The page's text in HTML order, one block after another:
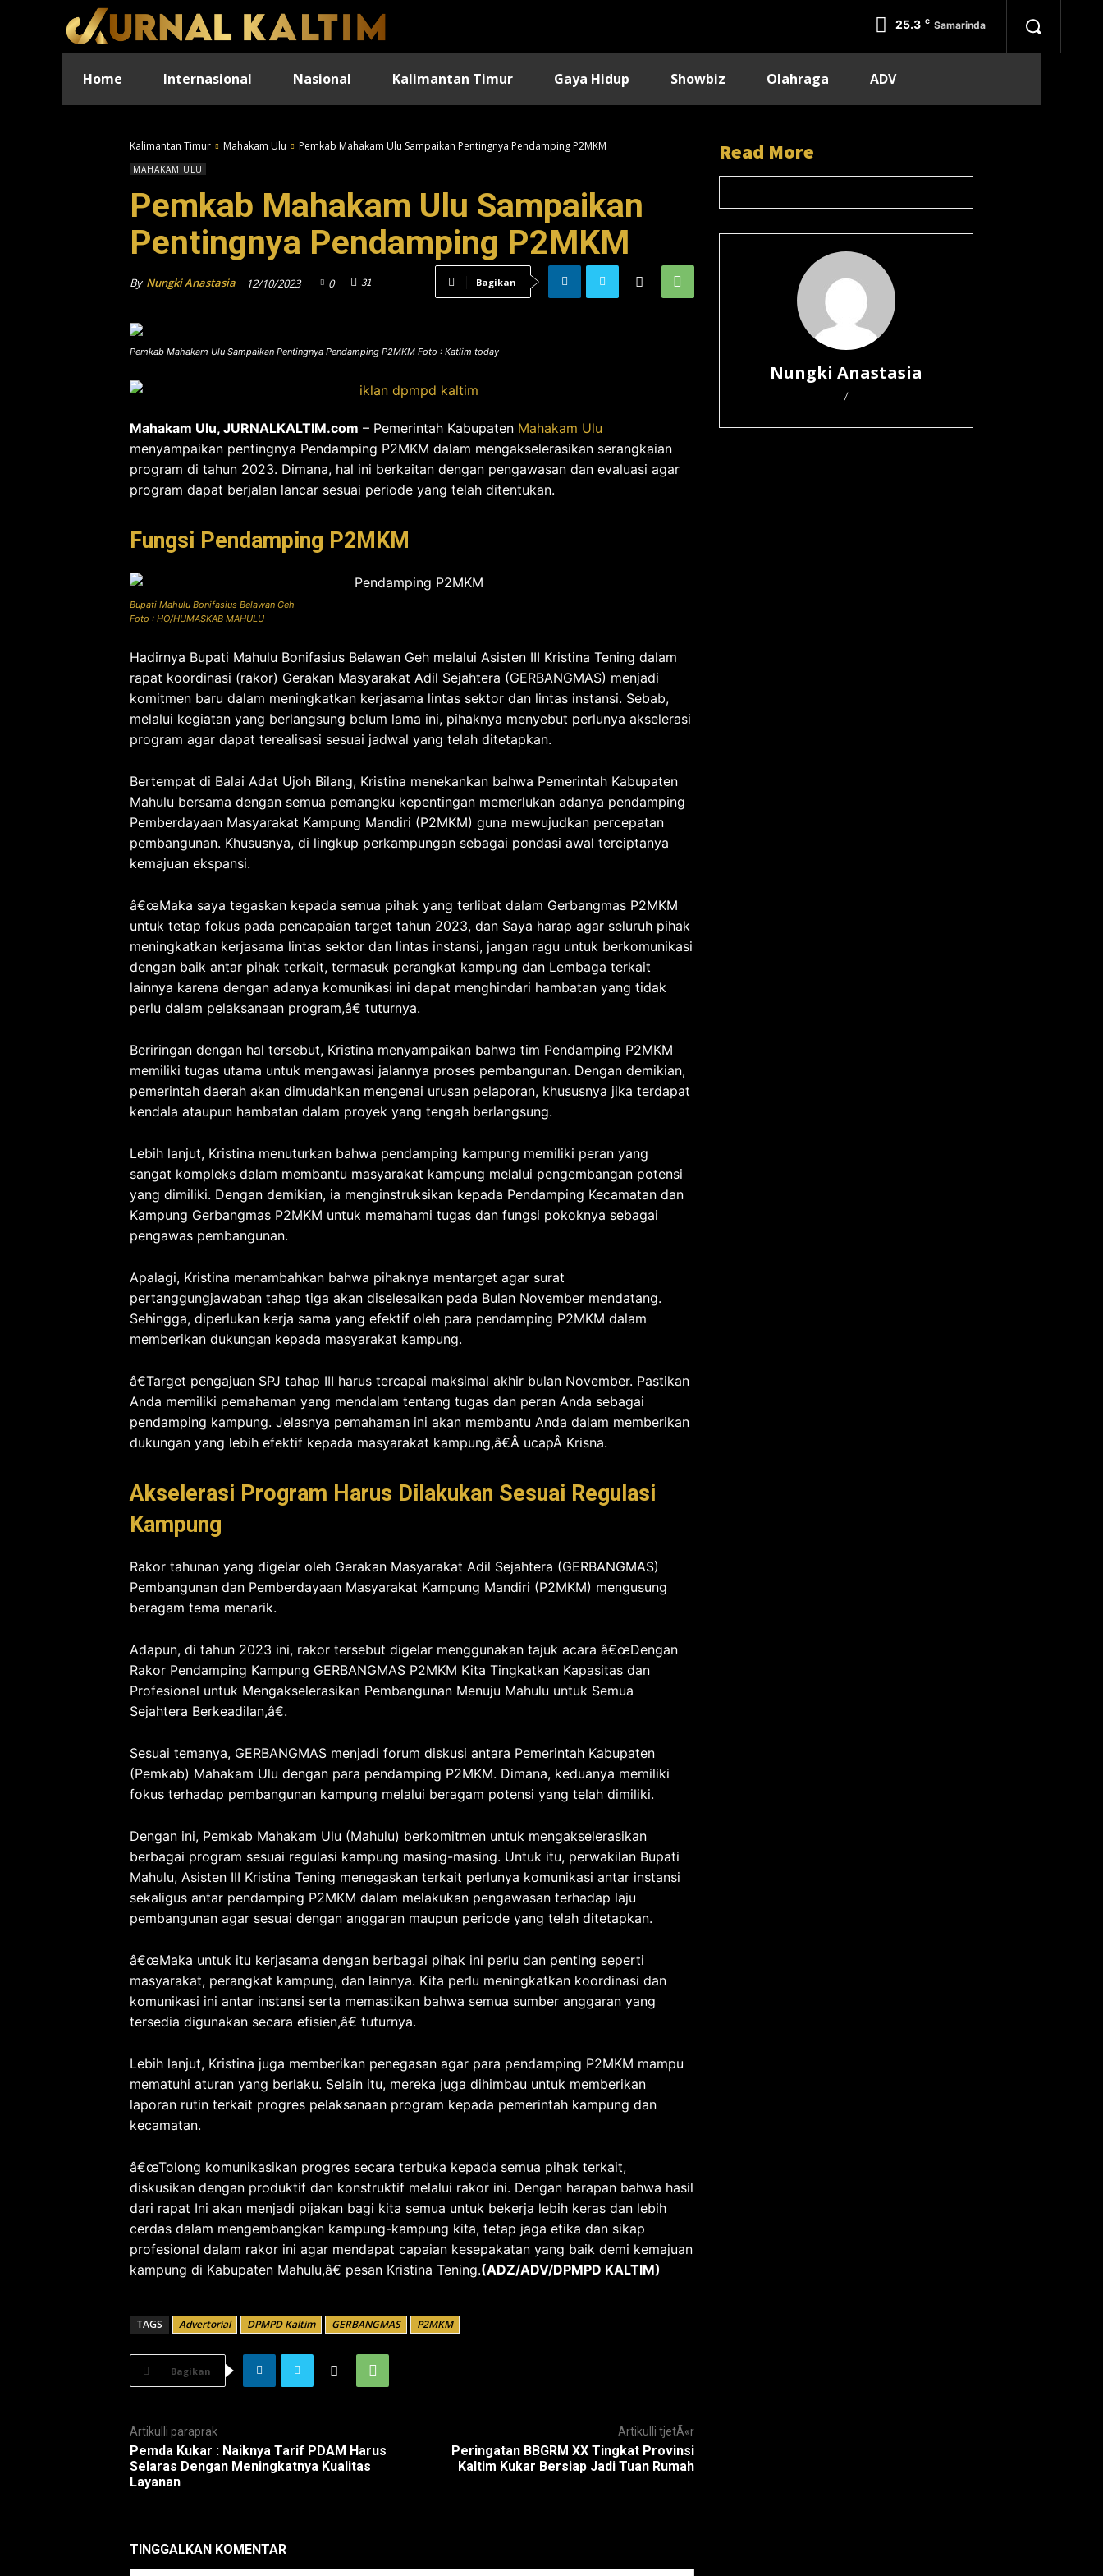
25.3 C Samarinda
Home Internasional Nasional Kalimantan Timur Gaya Hidup Showbiz Olahraga ADV
Kalimantan Timur Mahakam Ulu Pemkab Mahakam Ulu Sampaikan Pentingnya Pendamping P2MKM
MAHAKAM ULU
Pemkab Mahakam Ulu Sampaikan
Pentingnya Pendamping P2MKM
By Nungki Anastasia 12/10/2023 0 31 Bagikan
Pemkab Mahakam Ulu Sampaikan Pentingnya Pendamping P2MKM Foto : Katlim today
Mahakam Ulu, JURNALKALTIM.com – Pemerintah Kabupaten Mahakam Ulu
menyampaikan pentingnya Pendamping P2MKM dalam mengakselerasikan serangkaian
program di tahun 2023. Dimana, hal ini berkaitan dengan pengawasan dan evaluasi agar
program dapat berjalan lancar sesuai periode yang telah ditentukan.
Fungsi Pendamping P2MKM
Bupati Mahulu Bonifasius Belawan Geh
Foto : HO/HUMASKAB MAHULU
Hadirnya Bupati Mahulu Bonifasius Belawan Geh melalui Asisten III Kristina Tening dalam
rapat koordinasi (rakor) Gerakan Masyarakat Adil Sejahtera (GERBANGMAS) menjadi
komitmen baru dalam meningkatkan kerjasama lintas sektor dan lintas instansi. Sebab,
melalui kegiatan yang berlangsung belum lama ini, pihaknya menyebut perlunya akselerasi
program agar dapat terealisasi sesuai jadwal yang telah ditetapkan.
Bertempat di Balai Adat Ujoh Bilang, Kristina menekankan bahwa Pemerintah Kabupaten
Mahulu bersama dengan semua pemangku kepentingan memerlukan adanya pendamping
Pemberdayaan Masyarakat Kampung Mandiri (P2MKM) guna mewujudkan percepatan
pembangunan. Khususnya, di lingkup perkampungan sebagai pondasi awal terciptanya
kemajuan ekspansi.
â€œMaka saya tegaskan kepada semua pihak yang terlibat dalam Gerbangmas P2MKM
untuk tetap fokus pada pencapaian target tahun 2023, dan Saya harap agar seluruh pihak
meningkatkan kerjasama lintas sektor dan lintas instansi, jangan ragu untuk berkomunikasi
dengan baik antar pihak terkait, termasuk perangkat kampung dan Lembaga terkait
lainnya karena dengan adanya komunikasi ini dapat menghindari hambatan yang tidak
perlu dalam pelaksanaan program,â€ tuturnya.
Beriringan dengan hal tersebut, Kristina menyampaikan bahwa tim Pendamping P2MKM
memiliki tugas utama untuk mengawasi jalannya proses pembangunan. Dengan demikian,
pemerintah daerah akan dimudahkan mengenai urusan pelaporan, khususnya jika terdapat
kendala ataupun hambatan dalam proyek yang tengah berlangsung.
Lebih lanjut, Kristina menuturkan bahwa pendamping kampung memiliki peran yang
sangat kompleks dalam membantu masyarakat kampung melalui pengembangan potensi
yang dimiliki. Dengan demikian, ia menginstruksikan kepada Pendamping Kecamatan dan
Kampung Gerbangmas P2MKM untuk memahami tugas dan fungsi pokoknya sebagai
pengawas pembangunan.
Apalagi, Kristina menambahkan bahwa pihaknya mentarget agar surat
pertanggungjawaban tahap tiga akan diselesaikan pada Bulan November mendatang.
Sehingga, diperlukan kerja sama yang efektif oleh para pendamping P2MKM dalam
memberikan dukungan kepada masyarakat kampung.
â€Target pengajuan SPJ tahap III harus tercapai maksimal akhir bulan November. Pastikan
Anda memiliki pemahaman yang mendalam tentang tugas dan peran Anda sebagai
pendamping kampung. Jelasnya pemahaman ini akan membantu Anda dalam memberikan
dukungan yang lebih efektif kepada masyarakat kampung,â€Â ucapÂ Krisna.
Akselerasi Program Harus Dilakukan Sesuai Regulasi
Kampung
Rakor tahunan yang digelar oleh Gerakan Masyarakat Adil Sejahtera (GERBANGMAS)
Pembangunan dan Pemberdayaan Masyarakat Kampung Mandiri (P2MKM) mengusung
beragam tema menarik.
Adapun, di tahun 2023 ini, rakor tersebut digelar menggunakan tajuk acara â€œDengan
Rakor Pendamping Kampung GERBANGMAS P2MKM Kita Tingkatkan Kapasitas dan
Profesional untuk Mengakselerasikan Pembangunan Menuju Mahulu untuk Semua
Sejahtera Berkeadilan,â€.
Sesuai temanya, GERBANGMAS menjadi forum diskusi antara Pemerintah Kabupaten
(Pemkab) Mahakam Ulu dengan para pendamping P2MKM. Dimana, keduanya memiliki
fokus terhadap pembangunan kampung melalui beragam potensi yang telah dimiliki.
Dengan ini, Pemkab Mahakam Ulu (Mahulu) berkomitmen untuk mengakselerasikan
berbagai program sesuai regulasi kampung masing-masing. Untuk itu, perwakilan Bupati
Mahulu, Asisten III Kristina Tening menegaskan terkait perlunya komunikasi antar instansi
sekaligus antar pendamping P2MKM dalam melakukan pengawasan terhadap laju
pembangunan agar sesuai dengan anggaran maupun periode yang telah ditetapkan.
â€œMaka untuk itu kerjasama dengan berbagai pihak ini perlu dan penting seperti
masyarakat, perangkat kampung, dan lainnya. Kita perlu meningkatkan koordinasi dan
komunikasi ini antar instansi serta memastikan bahwa semua sumber anggaran yang
tersedia digunakan secara efisien,â€ tuturnya.
Lebih lanjut, Kristina juga memberikan penegasan agar para pendamping P2MKM mampu
mematuhi aturan yang berlaku. Selain itu, mereka juga dihimbau untuk memberikan
laporan rutin terkait progres pelaksanaan program kepada pemerintah kampung dan
kecamatan.
â€œTolong komunikasikan progres secara terbuka kepada semua pihak terkait,
diskusikan dengan produktif dan konstruktif melalui rakor ini. Dengan harapan bahwa hasil
dari rapat Ini akan menjadi pijakan bagi kita semua untuk bekerja lebih keras dan lebih
cerdas dalam mengembangkan kampung-kampung kita, tetap jaga etika dan sikap
profesional dalam rakor ini agar mendapat capaian kesepakatan yang baik demi kemajuan
kampung di Kabupaten Mahulu,â€ pesan Kristina Tening.(ADZ/ADV/DPMPD KALTIM)
TAGS Advertorial DPMPD Kaltim GERBANGMAS P2MKM
Bagikan
Artikulli paraprak
Pemda Kukar : Naiknya Tarif PDAM Harus
Selaras Dengan Meningkatnya Kualitas
Layanan
Artikulli tjetÃ«r
Peringatan BBGRM XX Tingkat Provinsi
Kaltim Kukar Bersiap Jadi Tuan Rumah
TINGGALKAN KOMENTAR
Read More
Nungki Anastasia
/